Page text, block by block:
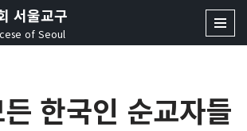
서울교구
of Seoul
한국인 순교자들